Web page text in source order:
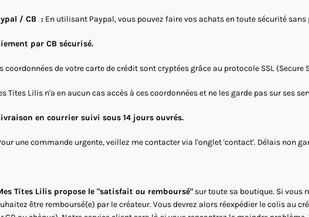
/ CB : En utilisant Paypal, vous pouvez faire vos achats en toute sécurité
par CB sécurisé.
coordonnées de votre carte de crédit sont cryptées grâce au protocole SSL
Tites Lilis n'a en aucun cas accès à ces coordonnées et ne les garde pas sur ses
en courrier suivi sous 14 jours ouvrés.
une commande urgente, veillez me contacter via l'onglet 'contact'. Délais non
Tites Lilis propose le "satisfait ou remboursé" sur toute sa boutique. Si vous
être remboursé(e) par le créateur. Vous devrez alors réexpédier le colis au